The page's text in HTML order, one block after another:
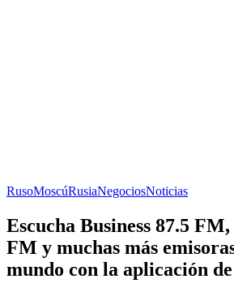
RusoMoscúRusiaNegociosNoticias
Escucha Business 87.5
FM y muchas más
mundo con la aplicación